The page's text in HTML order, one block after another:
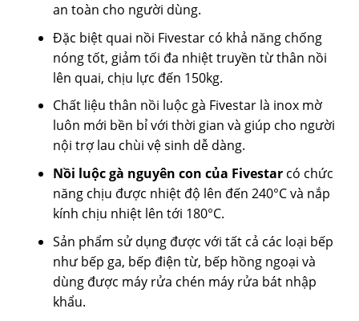
an toàn cho người dùng.
Đặc biệt quai nồi Fivestar có khả năng chống
nóng tốt, giảm tối đa nhiệt truyền từ thân nồi
lên quai, chịu lực đến 150kg.
Chất liệu thân nồi luộc gà Fivestar là inox mờ
luôn mới bền bỉ với thời gian và giúp cho người
nội trợ lau chùi vệ sinh dễ dàng.
Nồi luộc gà nguyên con của Fivestarcó chức
năng chịu được nhiệt độ lên đến 240°C và nắp
kính chịu nhiệt lên tới 180°C.
Sản phẩm sử dụng được với tất cả các loại bếp
như bếp ga, bếp điện từ, bếp hồng ngoại và
dùng được máy rửa chén máy rửa bát nhập
khẩu.